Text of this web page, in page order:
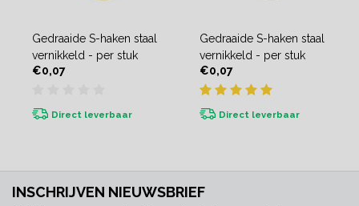
Gedraaide S-haken staal
vernikkeld - per stuk
€0,07
Direct leverbaar
Gedraaide S-haken staal
vernikkeld - per stuk
€0,07
Direct leverbaar
INSCHRIJVEN NIEUWSBRIEF